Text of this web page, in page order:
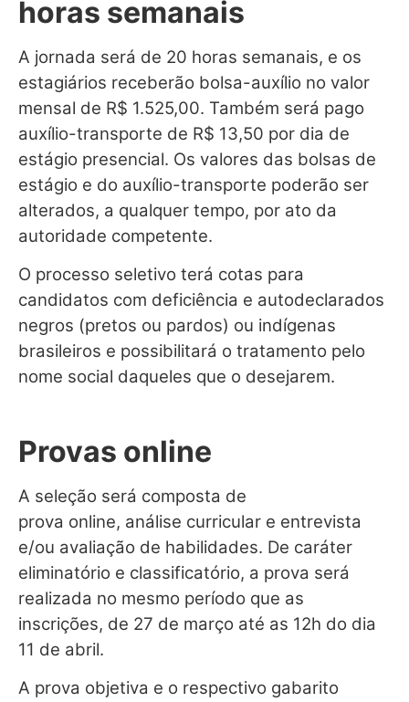
horas semanais
A jornada será de 20 horas semanais, e os
estagiários receberão bolsa-auxílio no valor
mensal de R$ 1.525,00. Também será pago
auxílio-transporte de R$ 13,50 por dia de
estágio presencial. Os valores das bolsas de
estágio e do auxílio-transporte poderão ser
alterados, a qualquer tempo, por ato da
autoridade competente.
O processo seletivo terá cotas para
candidatos com deficiência e autodeclarados
negros (pretos ou pardos) ou indígenas
brasileiros e possibilitará o tratamento pelo
nome social daqueles que o desejarem.
Provas online
A seleção será composta de
prova online, análise curricular e entrevista
e/ou avaliação de habilidades. De caráter
eliminatório e classificatório, a prova será
realizada no mesmo período que as
inscrições, de 27 de março até as 12h do dia
11 de abril.
A prova objetiva e o respectivo gabarito